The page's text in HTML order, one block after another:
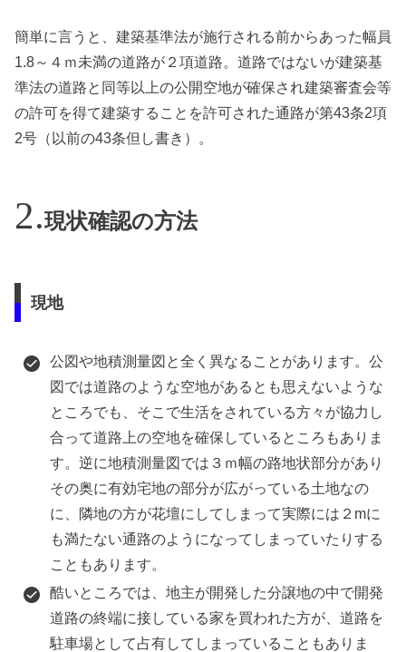
簡単に言うと、建築基準法が施行される前からあった幅員
1.8～４ｍ未満の道路が２項道路。道路ではないが建築基
準法の道路と同等以上の公開空地が確保され建築審査会等
の許可を得て建築することを許可された通路が第43条2項
2号（以前の43条但し書き）。
現状確認の方法
現地
公図や地積測量図と全く異なることがあります。公
図では道路のような空地があるとも思えないような
ところでも、そこで生活をされている方々が協力し
合って道路上の空地を確保しているところもありま
す。逆に地積測量図では３ｍ幅の路地状部分があり
その奥に有効宅地の部分が広がっている土地なの
に、隣地の方が花壇にしてしまって実際には２mに
も満たない通路のようになってしまっていたりする
こともあります。
酷いところでは、地主が開発した分譲地の中で開発
道路の終端に接している家を買われた方が、道路を
駐車場として占有してしまっていることもありま